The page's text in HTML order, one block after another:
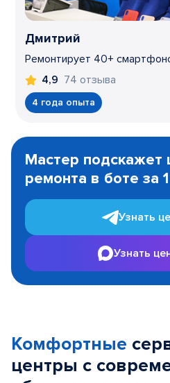
Дмитрий
Ремонтирует 40+
4,9 74 отзыва
4 года опыта
1
Мастер подскажет
ремонта в боте за
Узнать
Узнать
Комфортные
центры с